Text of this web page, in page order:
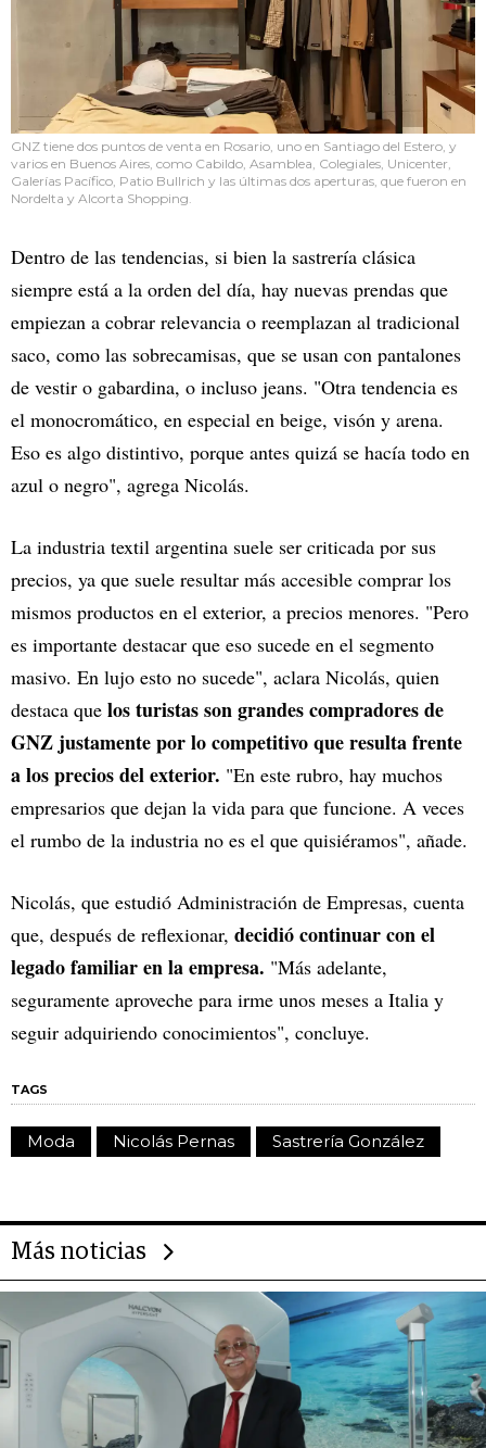
GNZ tiene dos puntos de venta en Rosario, uno en Santiago del Estero, y
varios en Buenos Aires, como Cabildo, Asamblea, Colegiales, Unicenter,
Galerías Pacífico, Patio Bullrich y las últimas dos aperturas, que fueron en
Nordelta y Alcorta Shopping.
Dentro de las tendencias, si bien la sastrería clásica
siempre está a la orden del día, hay nuevas prendas que
empiezan a cobrar relevancia o reemplazan al tradicional
saco, como las sobrecamisas, que se usan con pantalones
de vestir o gabardina, o incluso jeans. "Otra tendencia es
el monocromático, en especial en beige, visón y arena.
Eso es algo distintivo, porque antes quizá se hacía todo en
azul o negro", agrega Nicolás.
La industria textil argentina suele ser criticada por sus
precios, ya que suele resultar más accesible comprar los
mismos productos en el exterior, a precios menores. "Pero
es importante destacar que eso sucede en el segmento
masivo. En lujo esto no sucede", aclara Nicolás, quien
destaca que los turistas son grandes compradores de
GNZ justamente por lo competitivo que resulta frente
a los precios del exterior. "En este rubro, hay muchos
empresarios que dejan la vida para que funcione. A veces
el rumbo de la industria no es el que quisiéramos", añade.
Nicolás, que estudió Administración de Empresas, cuenta
que, después de reflexionar, decidió continuar con el
legado familiar en la empresa. "Más adelante,
seguramente aproveche para irme unos meses a Italia y
seguir adquiriendo conocimientos", concluye.
TAGS
Moda Nicolás Pernas Sastrería González
Más noticias